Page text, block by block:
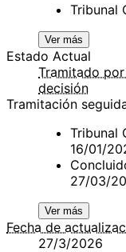
Tribunal
Ver más
Estado Actual
Tramitado
decisión
Tramitación
Tribunal
16/01/
27/03/
Ver más
Fecha de
27/3/2026